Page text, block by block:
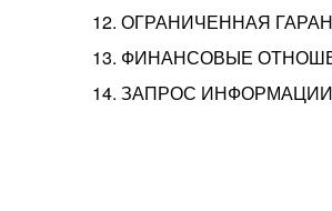
12. ОГРАНИЧЕННАЯ
13. ФИНАНСОВЫЕ
14. ЗАПРОС